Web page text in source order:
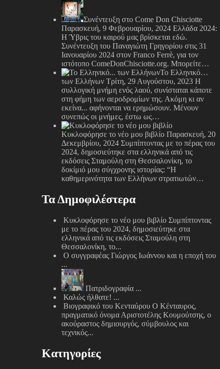
Συνέντευξη στο Come Don Chisciotte
Παρασκευή, 9 Φεβρουαρίου, 2024 Ελλάδα 2024:
Η Ύβρις του καιρού μας βρίσκεται εδώ.
Συνέντευξη του Παναγιώτη Γρηγορίου στις 31
Ιανουαρίου 2024 στον Franco Ferrè, για τον
ιστότοπο ComeDonChisciotte.org. Μπορείτε…
Το Ελληνικό…
των Ελλήνων Τρίτη, 29 Αυγούστου, 2023 Η
συλλογική μνήμη ενός λαού, συνίσταται κάποτε
στη φήμη των αεροδρομίων της. Ακόμη κι αν
εκείνα... αφήνονται να ερημώσουν. Μένουν
συνεπώς οι μνήμες, έστω ως…
Κυκλοφόρησε το νέο μου βιβλίο Παρασκευή, 20
Δεκεμβρίου, 2024 Συμπίπτοντας με το πέρας του
2024, δημοσιεύτηκε στα ελληνικά από τις
εκδόσεις Σταμούλη στη Θεσσαλονίκη, το
δοκίμιό μου σύγχρονης ιστορίας: “Η
καθημερινότητα των Ελλήνων στρατιωτών…
Τα Δημοφιλέστερα
Κυκλοφόρησε το νέο μου βιβλίο Συμπίπτοντας
με το πέρας του 2024, δημοσιεύτηκε στα
ελληνικά από τις εκδόσεις Σταμούλη στη
Θεσσαλονίκη, το...
Ο συγγραφέας Γιώργος Ιωάννου και η εποχή του
...
Πατριδογραφία ...
Καλώς ήλθατε! ...
Βιογραφικό του Κενταύρου Ο Κένταυρος,
πραγματικό όνομα Αριστοτέλης Κουμούτσης, ο
ακούραστος δημιουργός, σύμβουλος και
τεχνικός...
Κατηγορίες